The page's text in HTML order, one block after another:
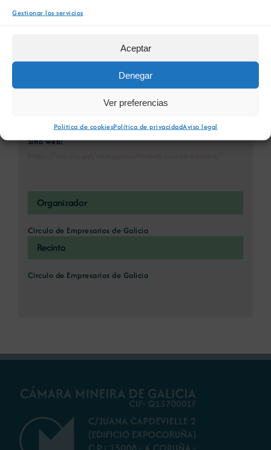
Gestionar los servicios
Aceptar
Denegar
Ver preferencias
Política de cookiesPolítica de privacidadAviso legal
17:30 / 20:30
Sitio web:
Recinto
Círculo de Empresarios de Galicia
Organizador
Círculo de Empresarios de Galicia